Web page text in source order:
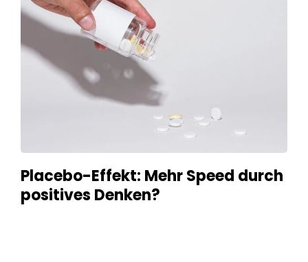
Placebo-Effekt: Mehr Speed durch
positives Denken?